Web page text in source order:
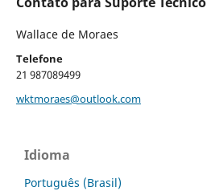
Wallace de Moraes
Telefone
21 987089499
wktmoraes@outlook.com
Idioma
Português (Brasil)